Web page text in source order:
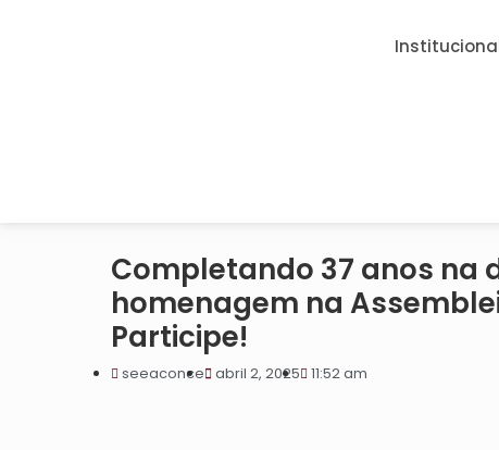
Completando 37 anos na
homenagem na
Participe!
seeaconce abril 2, 2025 11:52 am